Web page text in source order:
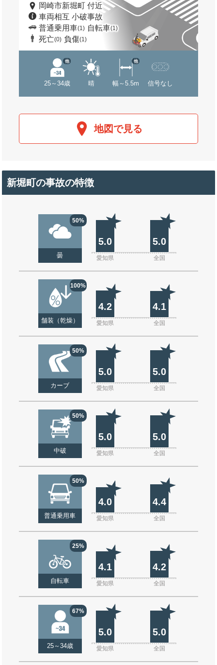
岡崎市新堀町 付近
車両相互 小破事故
普通乗用車(1) 自転車(1)
死亡(0) 負傷(1)
25～34歳
他
晴 幅～5.5m
他
信号なし
地図で見る
新堀町の事故の特徴
50%
曇
5.0 5.0
愛知県 全国
100%
舗装（乾燥）
4.2 4.1
愛知県 全国
50%
カーブ
5.0 5.0
愛知県 全国
50%
中破
5.0 5.0
愛知県 全国
50%
普通乗用車
4.0 4.4
愛知県 全国
25%
自転車
4.1 4.2
愛知県 全国
67%
25～34歳
5.0 5.0
愛知県 全国